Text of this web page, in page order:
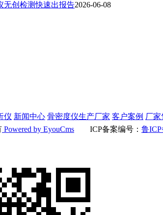
无创检测快速出报告2026-06-08
仪 新闻中心 骨密度仪生产厂家 客户案例 厂家
Powered by EyouCms ICP备案编号： 鲁ICP